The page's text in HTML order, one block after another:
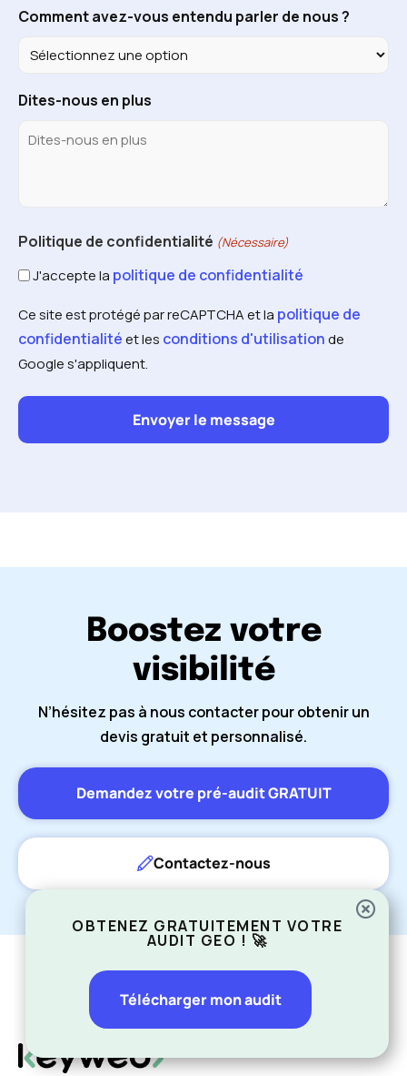
Comment avez-vous entendu parler de nous ?
Dites-nous en plus
Politique de confidentialité (Nécessaire)
J'accepte la politique de confidentialité
Ce site est protégé par reCAPTCHA et la politique de
confidentialitéet les conditions d'utilisationde
Google s'appliquent.
Boostez votre
visibilité
N’hésitez pas à nous contacter pour obtenir un
devis gratuit et personnalisé.
Demandez votre pré-audit GRATUIT
Contactez-nous
OBTENEZ GRATUITEMENT VOTRE
AUDIT GEO ! 🚀
Télécharger mon audit